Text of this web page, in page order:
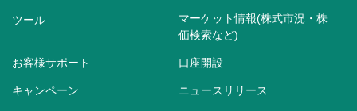
ツール
マーケット情報(株式市況・株
価検索など)
お客様サポート 口座開設
キャンペーン ニュースリリース